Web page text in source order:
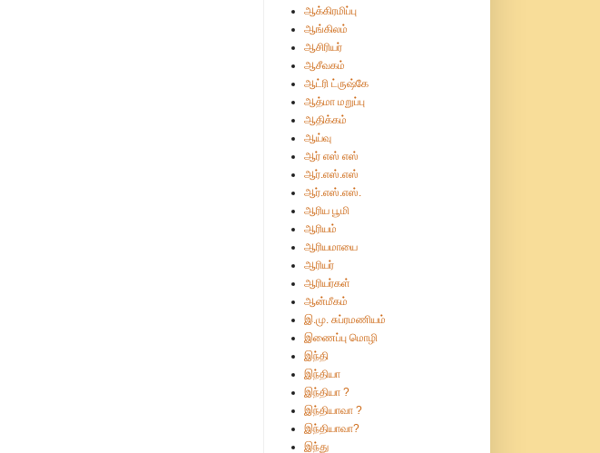
ஆக்கிரமிப்பு
ஆங்கிலம்
ஆசிரியர்
ஆசீவகம்
ஆட்ரி ட்ருஷ்கே
ஆத்மா மறுப்பு
ஆதிக்கம்
ஆய்வு
ஆர் எஸ் எஸ்
ஆர்.எஸ்.எஸ்
ஆர்.எஸ்.எஸ்.
ஆரிய பூமி
ஆரியம்
ஆரியமாயை
ஆரியர்
ஆரியர்கள்
ஆன்மீகம்
இ.மு. சுப்ரமணியம்
இணைப்பு மொழி
இந்தி
இந்தியா
இந்தியா ?
இந்தியாவா ?
இந்தியாவா?
இந்து